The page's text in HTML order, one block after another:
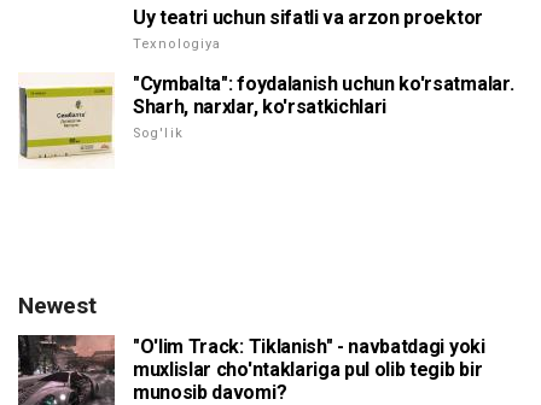
Uy teatri uchun sifatli va arzon proektor
Texnologiya
"Cymbalta": foydalanish uchun ko'rsatmalar.
Sharh, narxlar, ko'rsatkichlari
Sog'lik
Newest
"O'lim Track: Tiklanish" - navbatdagi yoki
muxlislar cho'ntaklariga pul olib tegib bir
munosib davomi?